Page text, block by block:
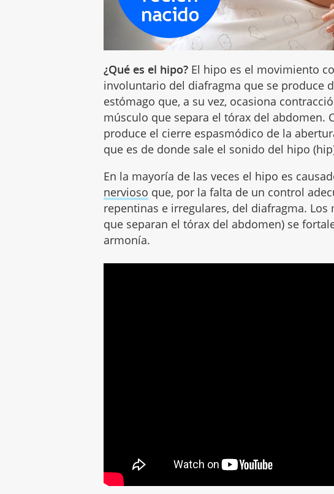
¿Qué es el hipo? El hipo es el movimiento
involuntario del diafragma que se produce
estómago que, a su vez, ocasiona
músculo que separa el tórax del abdomen.
produce el cierre espasmódico de la
que es de donde sale el sonido del hipo
En la mayoría de las veces el hipo es
nervioso que, por la falta de un control
repentinas e irregulares, del diafragma.
que separan el tórax del abdomen) se
armonía.